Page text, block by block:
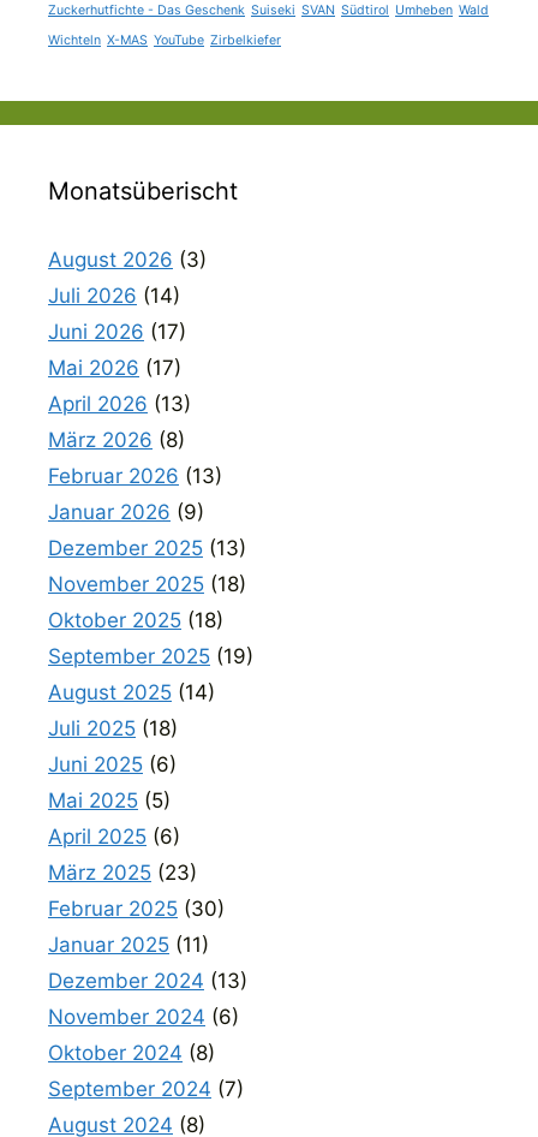
Zuckerhutfichte - Das Geschenk Suiseki SVAN Südtirol Umheben Wald
Wichteln X-MAS YouTube Zirbelkiefer
Monatsüberischt
August 2026 (3)
Juli 2026 (14)
Juni 2026 (17)
Mai 2026 (17)
April 2026 (13)
März 2026 (8)
Februar 2026 (13)
Januar 2026 (9)
Dezember 2025 (13)
November 2025 (18)
Oktober 2025 (18)
September 2025 (19)
August 2025 (14)
Juli 2025 (18)
Juni 2025 (6)
Mai 2025 (5)
April 2025 (6)
März 2025 (23)
Februar 2025 (30)
Januar 2025 (11)
Dezember 2024 (13)
November 2024 (6)
Oktober 2024 (8)
September 2024 (7)
August 2024 (8)